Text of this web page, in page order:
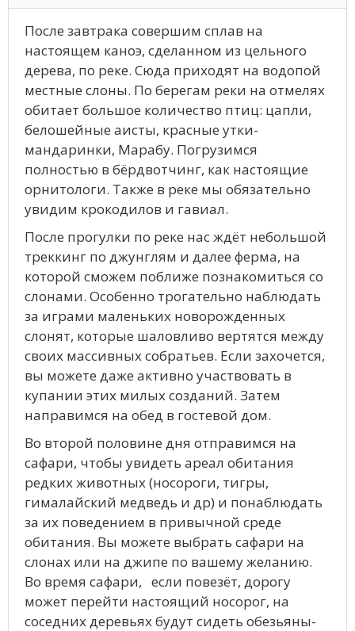
После завтрака совершим сплав на
настоящем каноэ, сделанном из цельного
дерева, по реке. Сюда приходят на водопой
местные слоны. По берегам реки на отмелях
обитает большое количество птиц: цапли,
белошейные аисты, красные утки-
мандаринки, Марабу. Погрузимся
полностью в бёрдвотчинг, как настоящие
орнитологи. Также в реке мы обязательно
увидим крокодилов и гавиал.
После прогулки по реке нас ждёт небольшой
треккинг по джунглям и далее ферма, на
которой сможем поближе познакомиться со
слонами. Особенно трогательно наблюдать
за играми маленьких новорожденных
слонят, которые шаловливо вертятся между
своих массивных собратьев. Если захочется,
вы можете даже активно участвовать в
купании этих милых созданий. Затем
направимся на обед в гостевой дом.
Во второй половине дня отправимся на
сафари, чтобы увидеть ареал обитания
редких животных (носороги, тигры,
гималайский медведь и др) и понаблюдать
за их поведением в привычной среде
обитания. Вы можете выбрать сафари на
слонах или на джипе по вашему желанию.
Во время сафари, если повезёт, дорогу
может перейти настоящий носорог, на
соседних деревьях будут сидеть обезьяны-